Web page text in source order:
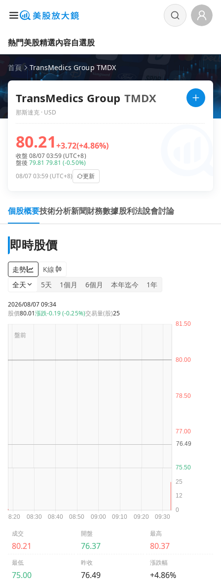
熱門美股精選內容自選股
首頁 TransMedics Group TMDX
TransMedics Group TMDX
那斯達克 · USD
80.21+3.72(+4.86%)
收盤 08/07 03:59 (UTC+8)
盤後79.8179.81(-0.50%)
08/07 03:59 (UTC+8)
更新
個股概要技術分析新聞財務數據股利法說會討論
即時股價
走勢
K線
全天
5天 1個月 6個月 本年迄今 1年
2026/08/07 09:34
股價80.01漲跌-0.19 (-0.25%)交易量(股)25
成交
80.21
開盤
76.37
最高
80.37
最低
75.00
昨收
76.49
漲跌幅
+4.86%